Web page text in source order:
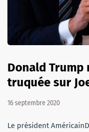
Donald Trump
truquée sur
16 septembre 2020
Le président